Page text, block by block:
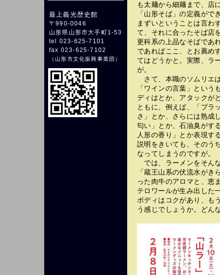
最上義光歴史館
〒990-0046
山形県山形市大手町1-53
tel 023-625-7101
fax 023-625-7102
（山形市文化振興事業団 ）
も太麺から細麺まで、店
「山形そば」の定義が
まずいということは言わ
て、それに合ったそば店
更科系の上品なそばであ
であればここ、とお薦め
てはどうかと。実際、ラ
が。
さて、本職のソムリエ
「ワインの言葉」とい
ディはとか、アタックが
ともに、例えば、「ブラ
さ」とか、さらには熟成
匂い」とか、石油臭がす
人形の香り」とか表現す
説明をきいても、そのう
なってしまうのですが。
では、ラーメンをそん
「蔵王山系の伏流水が
った肉牛のアロマと、恵
テロワールが生み出した
ボディはコクがあり、も
う感じでしょうか。どん